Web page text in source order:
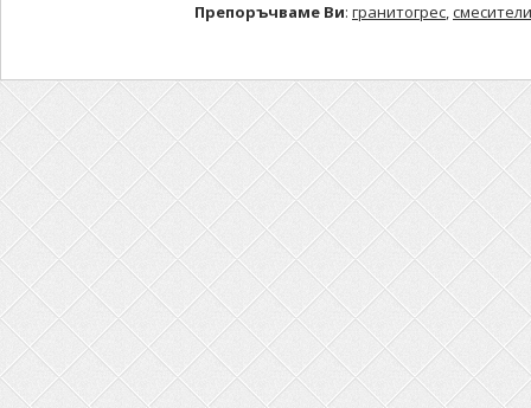
Препоръчваме Ви: гранитогрес,